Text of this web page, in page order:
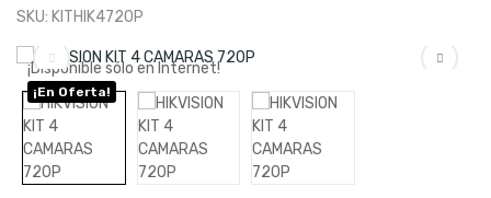
SKU: KITHIK4720P
¡Disponible sólo en Internet!
¡En Oferta!